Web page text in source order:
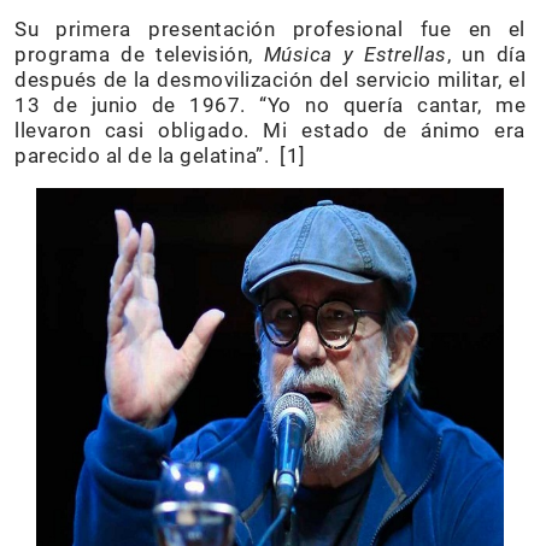
Su primera presentación profesional fue en el
programa de televisión, Música y Estrellas, un día
después de la desmovilización del servicio militar, el
13 de junio de 1967. “Yo no quería cantar, me
llevaron casi obligado. Mi estado de ánimo era
parecido al de la gelatina”. [1]